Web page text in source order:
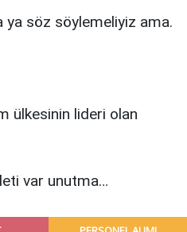
söz söylemeliyiz ama.
ülkesinin lideri olan
var unutma…